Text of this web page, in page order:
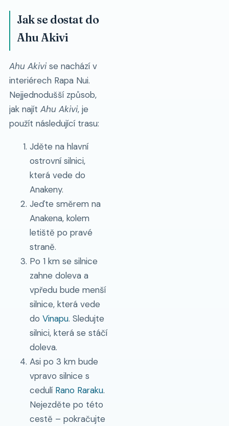
Jak se dostat do
Ahu Akivi
Ahu Akivise nachází v
interiérech Rapa Nui.
Nejjednodušší způsob,
jak najít Ahu Akivi, je
použít následující trasu:
Jděte na hlavní
ostrovní silnici,
která vede do
Anakeny.
Jeďte směrem na
Anakena, kolem
letiště po pravé
straně.
Po 1 km se silnice
zahne doleva a
vpředu bude menší
silnice, která vede
do Vinapu. Sledujte
silnici, která se stáčí
doleva.
Asi po 3 km bude
vpravo silnice s
cedulí Rano Raraku.
Nejezděte po této
cestě – pokračujte